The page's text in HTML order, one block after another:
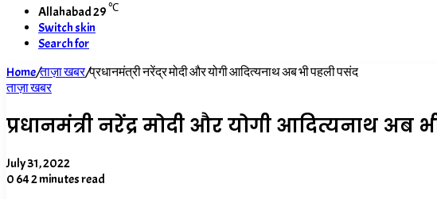
Allahabad29℃
Switch skin
Search for
Home/ताज़ा खबर/प्रधानमंत्री नरेंद्र मोदी और योगी आदित्यनाथ अब भी पहली पसंद
ताज़ा खबर
प्रधानमंत्री नरेंद्र मोदी और योगी आदित्यनाथ अब
July 31, 2022
0 642 minutes read